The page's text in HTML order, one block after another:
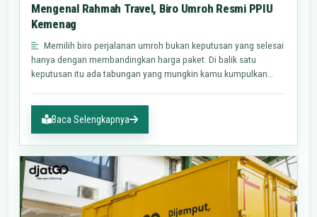
Mengenal Rahmah Travel, Biro Umroh Resmi PPIU
Kemenag
Memilih biro perjalanan umroh bukan keputusan yang selesai
hanya dengan membandingkan harga paket. Di balik satu
keputusan itu ada tabungan yang mungkin kamu kumpulkan
Baca Selengkapnya